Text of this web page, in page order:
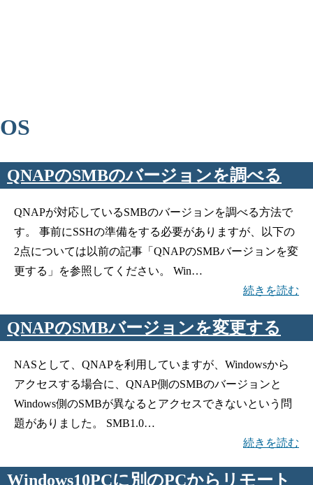
OS
QNAPのSMBのバージョンを調べる
QNAPが対応しているSMBのバージョンを調べる方法で
す。 事前にSSHの準備をする必要がありますが、以下の
2点については以前の記事「QNAPのSMBバージョンを変
更する」を参照してください。 Win…
続きを読む
QNAPのSMBバージョンを変更する
NASとして、QNAPを利用していますが、Windowsから
アクセスする場合に、QNAP側のSMBのバージョンと
Windows側のSMBが異なるとアクセスできないという問
題がありました。 SMB1.0…
続きを読む
Windows10PCに別のPCからリモート